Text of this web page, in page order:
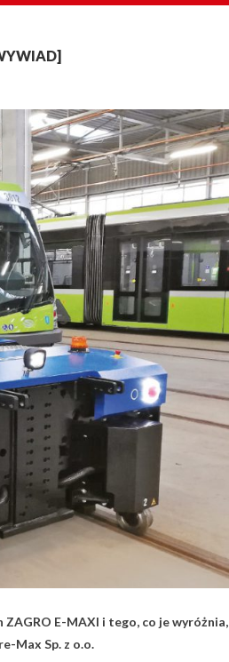
E-MAXI i tego, co je wyróżnia,
Max Sp. z o.o.